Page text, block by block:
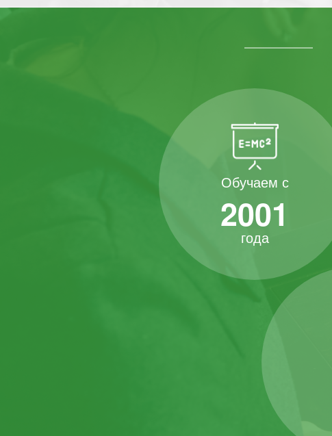
Обучаем с
2001
года